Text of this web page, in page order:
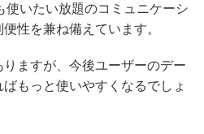
使いたい放題のコミュニケーシ
性を兼ね備えています。
ますが、今後ユーザーのデー
もっと使いやすくなるでしょ